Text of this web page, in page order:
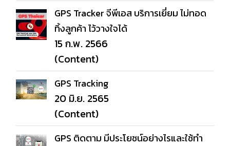
GPS Tracker จีพีเอส บริการเยี่ยม ไม่ทอด
ทิ้งลูกค้า ไว้วางใจได้
15 ก.พ. 2566
(Content)
GPS Tracking
20 มิ.ย. 2565
(Content)
GPS ติดตาม มีประโยชน์อย่างไรและใช้ทำ